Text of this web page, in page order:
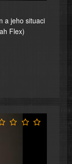
a jeho situaci
Flex)